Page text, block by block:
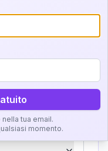
16 37.5-38.5
38.5-39
la definizione e
GRATIS
tua email.
momento.